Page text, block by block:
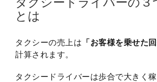
とは
タクシーの売上は 「お客様を乗せた
計算されます。
タクシードライバーは歩合で大きく